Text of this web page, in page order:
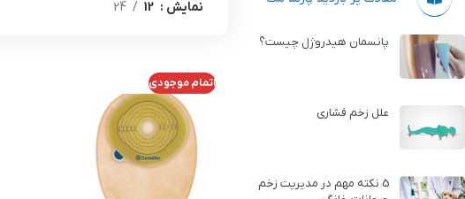
گن بعد از جراحی مردانه
گن بعد از جراحی زنانه
گن لاغری و گن بعد از زایمان
گن تزریق چربی و پروتز باسن
گن ژنیکوماستی سینه آقایان
پانسمان هیدروژل چیست؟
علل زخم فشاری
5 نکته مهم در مدیریت زخم
نمایش 12
24
اتمام موجودی